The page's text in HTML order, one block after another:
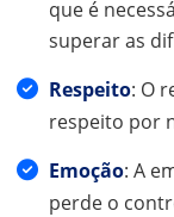
que é
superar as
Respeito: O
respeito por
Emoção: A
perde o